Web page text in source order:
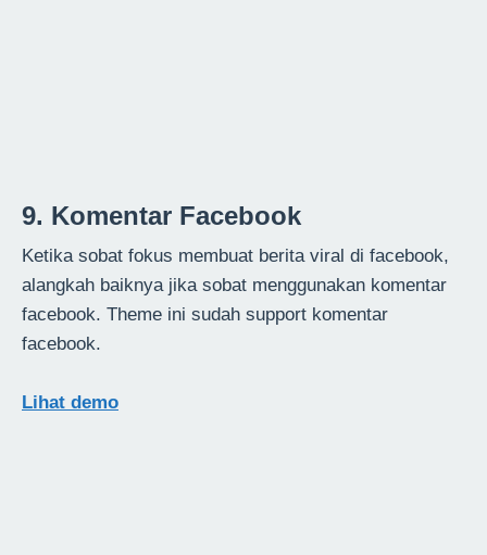
9. Komentar Facebook
Ketika sobat fokus membuat berita viral di facebook,
alangkah baiknya jika sobat menggunakan komentar
facebook. Theme ini sudah support komentar
facebook.
Lihat demo